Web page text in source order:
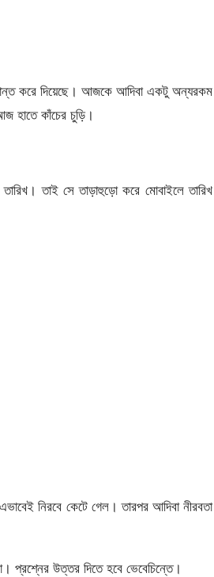
করে দিয়েছে। আজকে আদিবা একটু অন্যরকম
হাতে কাঁচের চুড়ি।
তাই সে তাড়াহুড়ো করে মোবাইলে তারিখ
নিরবে কেটে গেল। তারপর আদিবা নীরবতা
উত্তর দিতে হবে ভেবেচিন্তে।